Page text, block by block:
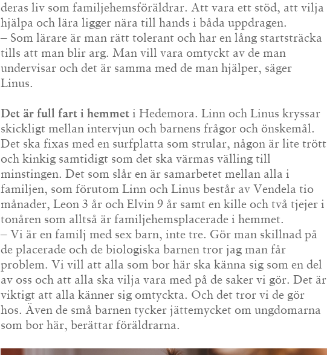
deras liv som familjehemsföräldrar. Att vara ett stöd, att vilja
hjälpa och lära ligger nära till hands i båda uppdragen.
– Som lärare är man rätt tolerant och har en lång startsträcka
tills att man blir arg. Man vill vara omtyckt av de man
undervisar och det är samma med de man hjälper, säger
Linus.
Det är full fart i hemmet i Hedemora. Linn och Linus kryssar
skickligt mellan intervjun och barnens frågor och önskemål.
Det ska fixas med en surfplatta som strular, någon är lite trött
och kinkig samtidigt som det ska värmas välling till
minstingen. Det som slår en är samarbetet mellan alla i
familjen, som förutom Linn och Linus består av Vendela tio
månader, Leon 3 år och Elvin 9 år samt en kille och två tjejer i
tonåren som alltså är familjehemsplacerade i hemmet.
– Vi är en familj med sex barn, inte tre. Gör man skillnad på
de placerade och de biologiska barnen tror jag man får
problem. Vi vill att alla som bor här ska känna sig som en del
av oss och att alla ska vilja vara med på de saker vi gör. Det är
viktigt att alla känner sig omtyckta. Och det tror vi de gör
hos. Även de små barnen tycker jättemycket om ungdomarna
som bor här, berättar föräldrarna.